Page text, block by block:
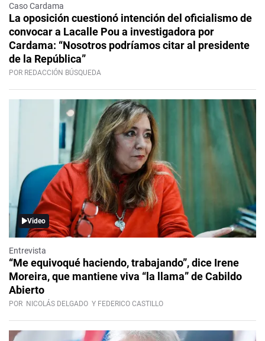
Caso Cardama
La oposición cuestionó intención del oficialismo de
convocar a Lacalle Pou a investigadora por
Cardama: “Nosotros podríamos citar al presidente
de la República”
POR REDACCIÓN BÚSQUEDA
Video
Entrevista
“Me equivoqué haciendo, trabajando”, dice Irene
Moreira, que mantiene viva “la llama” de Cabildo
Abierto
POR NICOLÁS DELGADO Y FEDERICO CASTILLO